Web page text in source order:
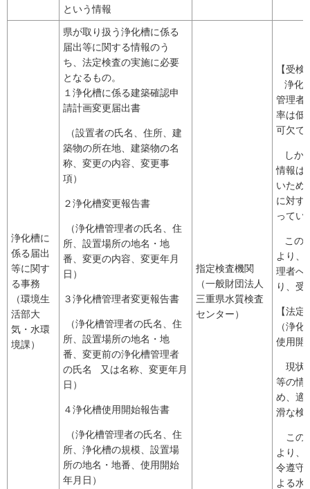
という情報
浄化槽に
係る届出
等に関す
る事務
（環境生
活部大
気・水環
境課）
県が取り扱う浄化槽に係る
届出等に関する情報のう
ち、法定検査の実施に必要
となるもの。
１浄化槽に係る建築確認申
請計画変更届出書
（設置者の氏名、住所、建
築物の所在地、建築物の名
称、変更の内容、変更事
項）
２浄化槽変更報告書
（浄化槽管理者の氏名、住
所、設置場所の地名・地
番、変更の内容、変更年月
日）
３浄化槽管理者変更報告書
（浄化槽管理者の氏名、住
所、設置場所の地名・地
番、変更前の浄化槽管理者
の氏名 又は名称、変更年月
日）
４浄化槽使用開始報告書
（浄化槽管理者の氏名、住
所、浄化槽の規模、設置場
所の地名・地番、使用開始
年月日）
指定検査機関
（一般財団法人
三重県水質検査
センター）
【受
浄化
管理者
率は低
可欠で
しか
情報は
いため
に対す
ってい
この
より、
理者へ
り、受
【法
（浄
使用開
現状
等の情
め、適
滑な検
この
より、
令遵守
よる水